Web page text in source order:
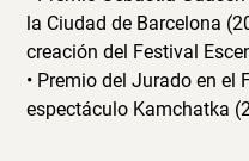
la Ciudad de Barcelona
creación del Festival
• Premio del Jurado en el
espectáculo Kamchatka